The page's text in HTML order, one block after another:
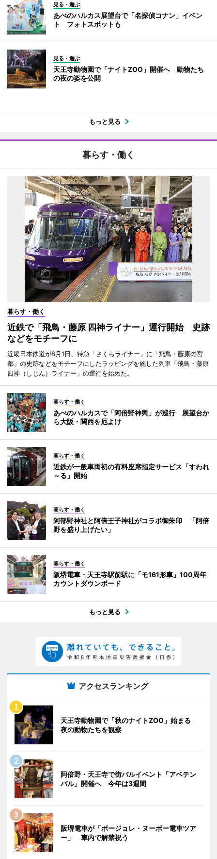
見る・遊ぶ
あべのハルカス展望台で「名探偵コナン」イベン
ト フォトスポットも
見る・遊ぶ
天王寺動物園で「ナイトZOO」開催へ 動物たち
の夜の姿を公開
もっと見る
暮らす・働く
暮らす・働く
近鉄で「飛鳥・藤原 四神ライナー」運行開始 史跡
などをモチーフに
近畿日本鉄道が8月1日、特急「さくらライナー」に「飛鳥・藤原の宮
都」の史跡などをモチーフにしたラッピングを施した列車「飛鳥・藤原
四神（しじん）ライナー」の運行を始めた。
暮らす・働く
あべのハルカスで「阿倍野神輿」が巡行 展望台か
ら大阪・関西を厄よけ
暮らす・働く
近鉄が一般車両初の有料座席指定サービス「すわれ
～る」開始
暮らす・働く
阿部野神社と阿倍王子神社がコラボ御朱印 「阿倍
野を盛り上げたい」
暮らす・働く
阪堺電車・天王寺駅前駅に「モ161形車」100周年
カウントダウンボード
もっと見る
アクセスランキング
天王寺動物園で「秋のナイトZOO」始まる
夜の動物たちを観察
阿倍野・天王寺で街バルイベント「アベテン
バル」開催へ 今年は3週間
阪堺電車が「ボージョレ・ヌーボー電車ツア
ー」 車内で解禁祝う